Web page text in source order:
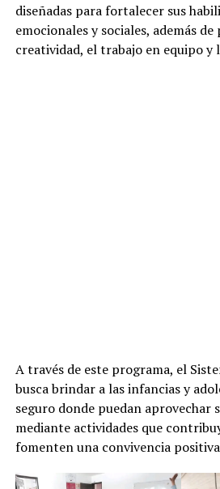
diseñadas para fortalecer sus
emocionales y sociales, además
creatividad, el trabajo en equipo y
A través de este programa, el
busca brindar a las infancias y
seguro donde puedan aprovechar
mediante actividades que
fomenten una convivencia